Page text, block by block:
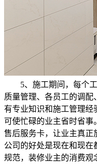
5、施工期间，每个工
质量管理、各员工的调配
有专业知识和施工管理经
可使忙碌的业主省时省事
售后服务卡，让业主真正
公司的好处是现在和现
规范，装修业主的消费观